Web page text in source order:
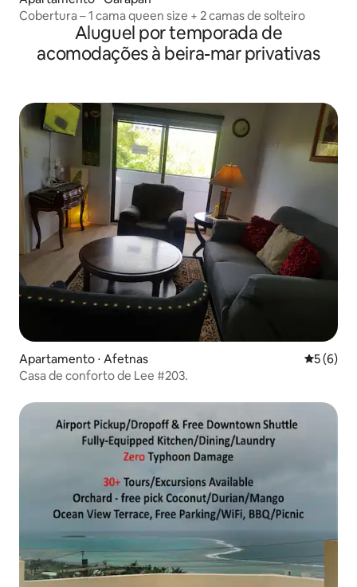
Cobertura – 1 cama queen size + 2 camas de solteiro
Aluguel por temporada de
acomodações à beira-mar privativas
Apartamento ⋅ Afetnas 5 de
5 (6)
Casa de conforto de Lee #203.